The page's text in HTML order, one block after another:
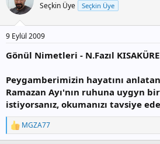
Seçkin Üye Seçkin Üye
9 Eylül 2009
Gönül Nimetleri - N.Fazıl
Peygamberimizin hayatını
Ramazan Ayı'nın ruhuna uygyn
istiyorsanız, okumanızı tavsiye
T
e
MGZA77